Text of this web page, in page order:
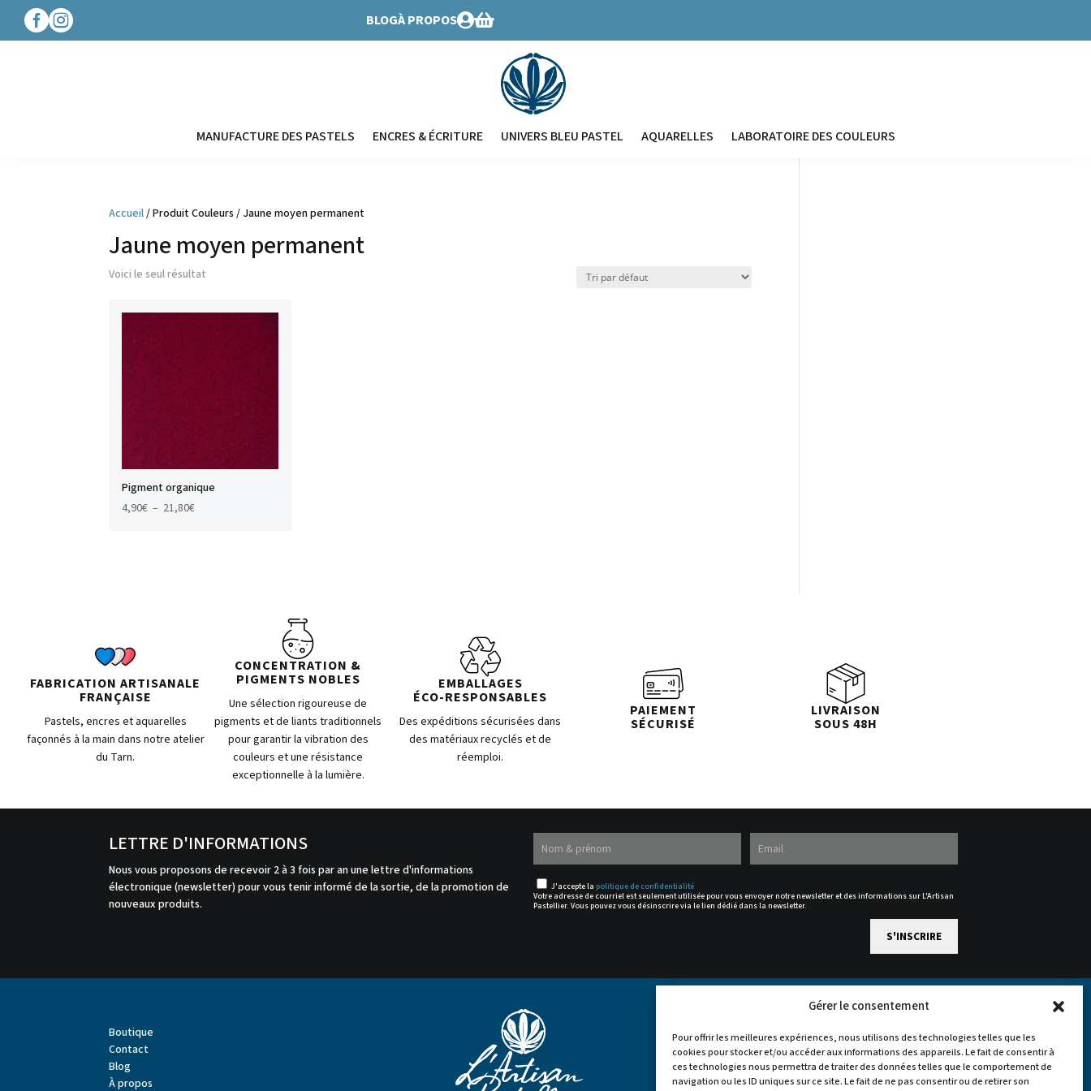
Gérer le consentement
Pour offrir les meilleures expériences, nous utilisons des technologies telles que les
cookies pour stocker et/ou accéder aux informations des appareils. Le fait de consentir à
ces technologies nous permettra de traiter des données telles que le comportement de
navigation ou les ID uniques sur ce site. Le fait de ne pas consentir ou de retirer son
 BLOGÀ PROPOS
MANUFACTURE DES PASTELS ENCRES & ÉCRITURE UNIVERS BLEU PASTEL AQUARELLES LABORATOIRE DES COULEURS
Accueil/ Produit Couleurs / Jaune moyen permanent
Jaune moyen permanent
Voici le seul résultat
Pigment organique
4,90€ – 21,80€Plage
FABRICATION ARTISANALE
FRANÇAISE
Pastels, encres et aquarelles
façonnés à la main dans notre atelier
du Tarn.
CONCENTRATION &
PIGMENTS NOBLES
Une sélection rigoureuse de
pigments et de liants traditionnels
pour garantir la vibration des
couleurs et une résistance
exceptionnelle à la lumière.
EMBALLAGES
ÉCO-RESPONSABLES
Des expéditions sécurisées dans
des matériaux recyclés et de
réemploi.
PAIEMENT
SÉCURISÉ
LIVRAISON
SOUS 48H
LETTRE D'INFORMATIONS
Nous vous proposons de recevoir 2 à 3 fois par an une lettre d'informations
électronique (newsletter) pour vous tenir informé de la sortie, de la promotion de
nouveaux produits.
J'accepte la politique de confidentialité
Votre adresse de courriel est seulement utilisée pour vous envoyer notre newsletter et des informations sur L'Artisan
Pastellier. Vous pouvez vous désinscrire via le lien dédié dans la newsletter.
Boutique
Contact
Blog
À propos
